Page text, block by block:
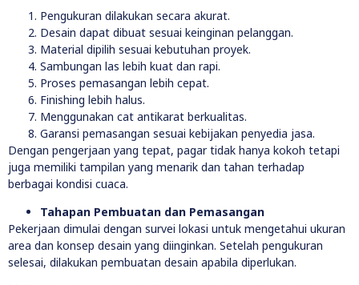
Pengukuran dilakukan secara akurat.
Desain dapat dibuat sesuai keinginan pelanggan.
Material dipilih sesuai kebutuhan proyek.
Sambungan las lebih kuat dan rapi.
Proses pemasangan lebih cepat.
Finishing lebih halus.
Menggunakan cat antikarat berkualitas.
Garansi pemasangan sesuai kebijakan penyedia jasa.
Dengan pengerjaan yang tepat, pagar tidak hanya kokoh tetapi
juga memiliki tampilan yang menarik dan tahan terhadap
berbagai kondisi cuaca.
Tahapan Pembuatan dan Pemasangan
Pekerjaan dimulai dengan survei lokasi untuk mengetahui ukuran
area dan konsep desain yang diinginkan. Setelah pengukuran
selesai, dilakukan pembuatan desain apabila diperlukan.